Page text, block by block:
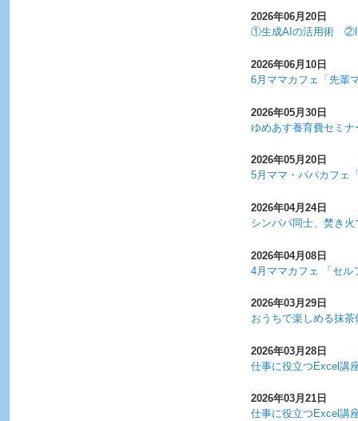
2026年06月20日
①生成AIの活用術
2026年06月10日
6月ママカフェ「先輩
2026年05月30日
ゆめあす養育費セミナ
2026年05月20日
5月ママ・パパカフェ
2026年04月24日
シンパパ同士、焚き
2026年04月08日
4月ママカフェ 「セル
2026年03月29日
おうちで楽しめる抹茶
2026年03月28日
仕事に役立つExcel講
2026年03月21日
仕事に役立つExcel講